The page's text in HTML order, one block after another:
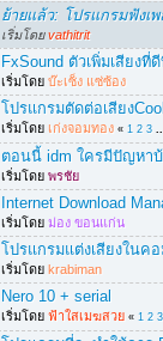
ย้ายแล้ว: โปรแกรมฟังเ
เริ่มโดยvathitrit
FxSound ตัวเพิ่มเสียง
เริ่มโดย บ๊ะเซ็ง แซ่ซ้อง
โปรแกรมตัดต่อเสียง
เริ่มโดย เก่งจอมทอง « 1 2 3
ตอนนี้ idm ใครมีปัญหาบ้
เริ่มโดย พรชัย
Internet Download
เริ่มโดย ม่อง ขอนแก่น
โปรแกรมแต่งเสียงในค
เริ่มโดย krabiman
Nero 10 + serial
เริ่มโดย ฟ้าใสเมฆสวย « 1 2 3